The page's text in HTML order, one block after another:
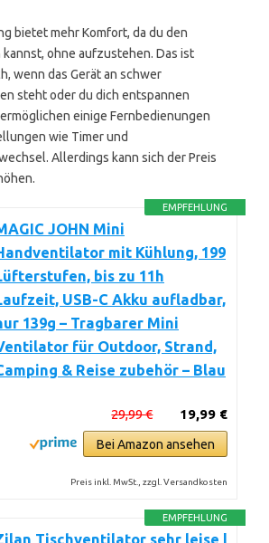
bietet mehr Komfort, da du den
ohne aufzustehen. Das ist
wenn das Gerät an schwer
steht oder du dich entspannen
einige Fernbedienungen
wie Timer und
Allerdings kann sich der Preis
EMPFEHLUNG
JOHN Mini
mit Kühlung, 199
bis zu 11h
USB-C Akku aufladbar,
139g – Tragbarer Mini
für Outdoor, Strand,
& Reise zubehör – Blau
19,99 €
29,99 €
Bei Amazon ansehen
Preis inkl. MwSt., zzgl. Versandkosten
EMPFEHLUNG
Tischventilator sehr leise |